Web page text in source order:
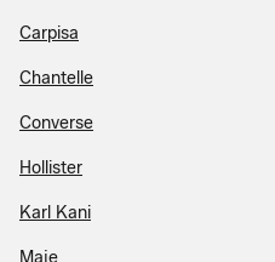
Carpisa
Chantelle
Converse
Hollister
Karl Kani
Maje